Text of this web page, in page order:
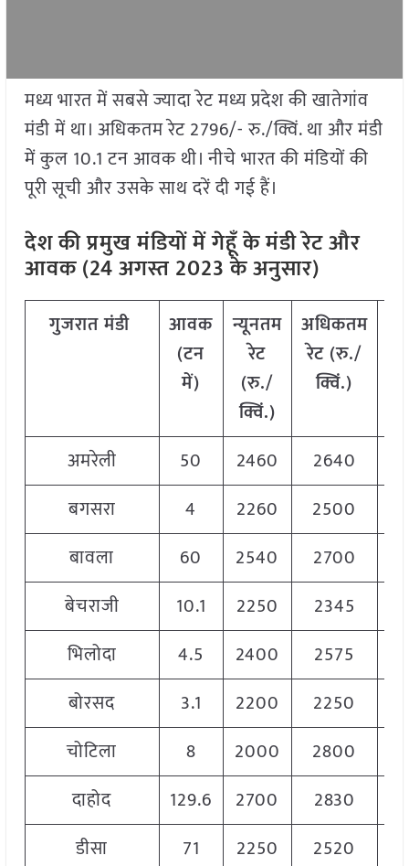
मध्य भारत में सबसे ज्यादा रेट मध्य प्रदेश की खातेगांव
मंडी में था। अधिकतम रेट 2796/- रु./क्विं. था और मंडी
में कुल 10.1 टन आवक थी। नीचे भारत की मंडियों की
पूरी सूची और उसके साथ दरें दी गई हैं।
देश की प्रमुख मंडियों में गेहूँ के मंडी रेट और
आवक (24 अगस्त 2023 के अनुसार)
गुजरातमंडी
आवक
(टन
में)
न्यूनतम
रेट
(रु./
क्विं.)
अधिकतम
रेट (रु./
क्विं.)
अमरेली
50 2460 2640
बगसरा
4 2260 2500
बावला
60 2540 2700
बेचराजी
10.1 2250 2345
भिलोदा
4.5 2400 2575
बोरसद
3.1 2200 2250
चोटिला
8 2000 2800
दाहोद
129.6 2700 2830
डीसा
71 2250 2520